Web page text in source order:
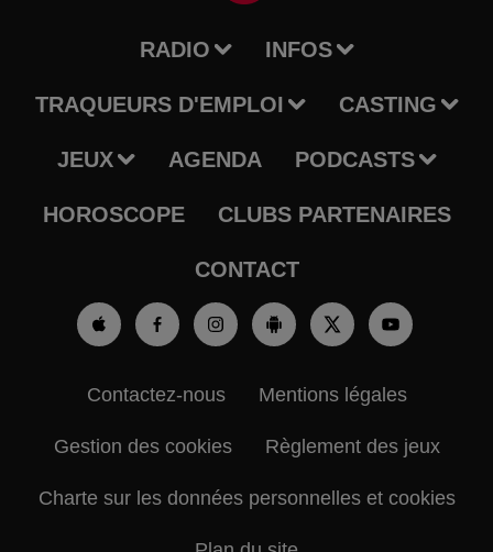
RADIO INFOS
TRAQUEURS D'EMPLOI CASTING
JEUX AGENDA PODCASTS
HOROSCOPE CLUBS PARTENAIRES
CONTACT
Contactez-nous Mentions légales
Gestion des cookies Règlement des jeux
Charte sur les données personnelles et cookies